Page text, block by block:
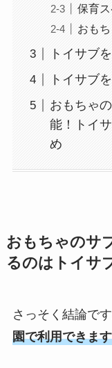
保育
おも
トイサブ
トイサブ
おもちゃ
能！トイ
め
おもちゃのサ
るのはトイサ
さっそく結論です
園で利用できます